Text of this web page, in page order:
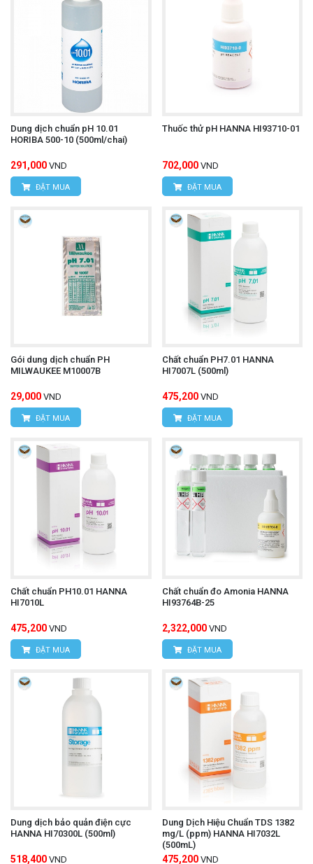
Dung dịch chuẩn pH 10.01
HORIBA 500-10 (500ml/chai)
291,000 VND
ĐẶT MUA
Thuốc thử pH HANNA HI93710-01
702,000 VND
ĐẶT MUA
Gói dung dịch chuẩn PH
MILWAUKEE M10007B
29,000 VND
ĐẶT MUA
Chất chuẩn PH7.01 HANNA
HI7007L (500ml)
475,200 VND
ĐẶT MUA
Chất chuẩn PH10.01 HANNA
HI7010L
475,200 VND
ĐẶT MUA
Chất chuẩn đo Amonia HANNA
HI93764B-25
2,322,000 VND
ĐẶT MUA
Dung dịch bảo quản điện cực
HANNA HI70300L (500ml)
518,400 VND
Dung Dịch Hiệu Chuẩn TDS 1382
mg/L (ppm) HANNA HI7032L
(500mL)
475,200 VND